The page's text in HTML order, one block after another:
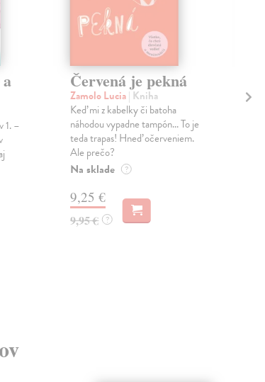
1. –
Červená je pekná
Zamolo Lucia| Kniha
Keď mi z kabelky či batoha
náhodou vypadne tampón... To je
teda trapas! Hneď očerveniem.
Ale prečo?
Na sklade ?
9,25 €
9,95 € ?